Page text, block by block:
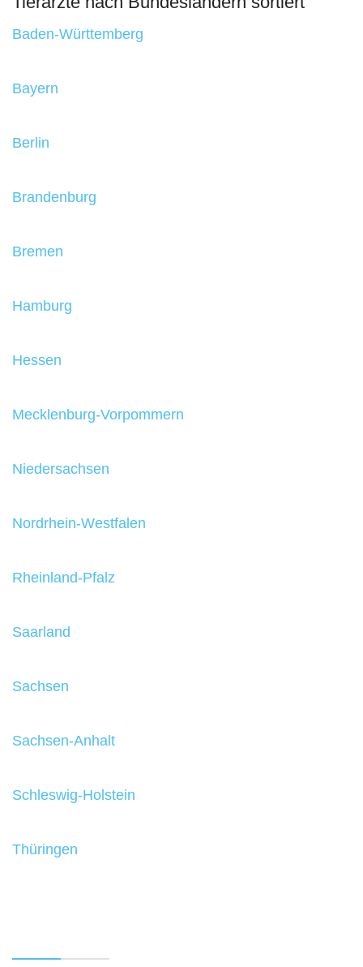
Baden-Württemberg
Bayern
Berlin
Brandenburg
Bremen
Hamburg
Hessen
Mecklenburg-Vorpommern
Niedersachsen
Nordrhein-Westfalen
Rheinland-Pfalz
Saarland
Sachsen
Sachsen-Anhalt
Schleswig-Holstein
Thüringen